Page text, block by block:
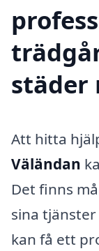
städer
Att hitta
Väländan
Det finns
sina
kan få ett